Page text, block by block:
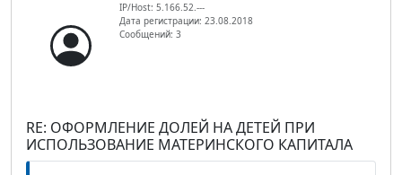
IP/Host: 5.166.52.---
Дата регистрации: 23.08.2018
Сообщений: 3
RE: ОФОРМЛЕНИЕ ДОЛЕЙ НА ДЕТЕЙ ПРИ
ИСПОЛЬЗОВАНИЕ МАТЕРИНСКОГО КАПИТАЛА